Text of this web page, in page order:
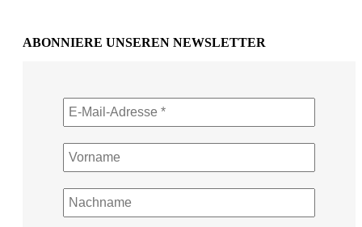
ABONNIERE UNSEREN NEWSLETTER